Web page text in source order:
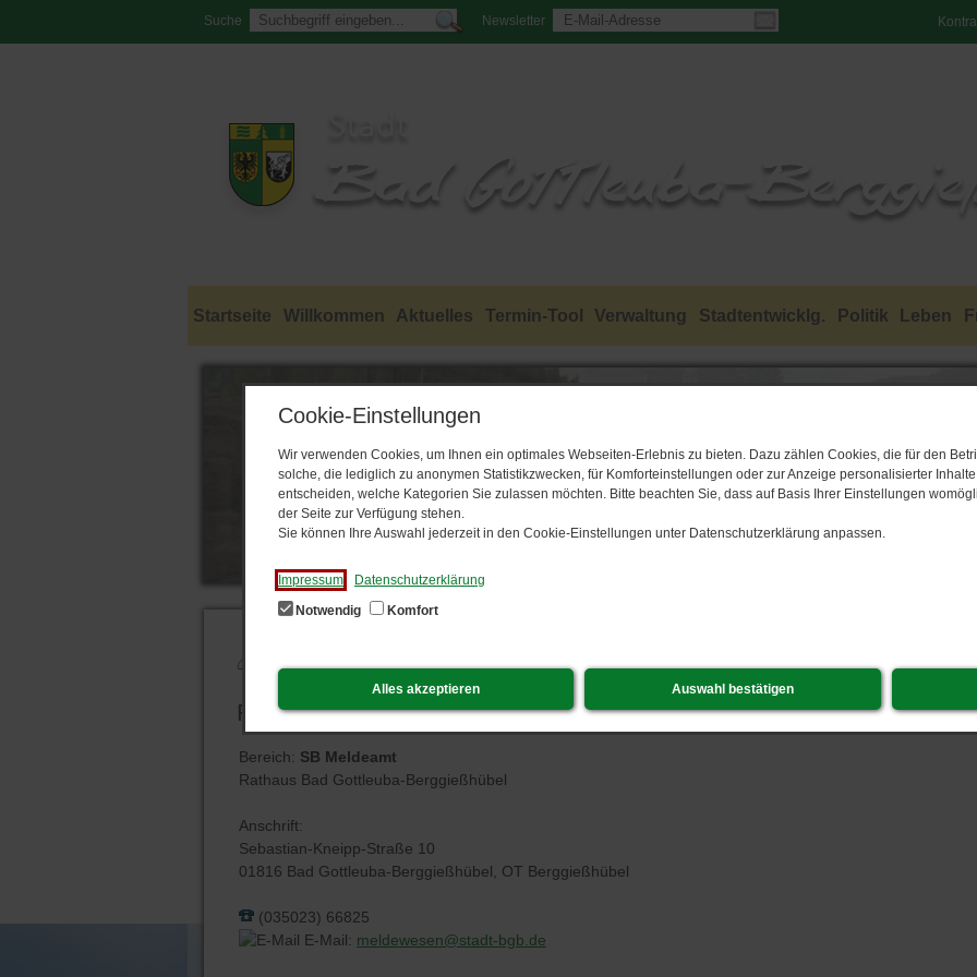
Cookie-Einstellungen
Wir verwenden Cookies, um Ihnen ein optimales Webseiten-Erlebnis zu bieten. Dazu zählen Cookies, die für den
solche, die lediglich zu anonymen Statistikzwecken, für Komforteinstellungen oder zur Anzeige personalisierter
entscheiden, welche Kategorien Sie zulassen möchten. Bitte beachten Sie, dass auf Basis Ihrer Einstellungen
der Seite zur Verfügung stehen.
Sie können Ihre Auswahl jederzeit in den Cookie-Einstellungen unter Datenschutzerklärung anpassen.
Impressum
Datenschutzerklärung
Notwendig
Komfort
Alles akzeptieren Auswahl bestätigen
Suche Newsletter
Startseite Willkommen Aktuelles Termin-Tool Verwaltung Stadtentwicklg. Politik Leben
Start Frau T. Klee
Frau T. Klee
Bereich: SB Meldeamt
Rathaus Bad Gottleuba-Berggießhübel
Anschrift:
Sebastian-Kneipp-Straße 10
01816 Bad Gottleuba-Berggießhübel, OT Berggießhübel
(035023) 66825
E-Mail: meldewesen@stadt-bgb.de